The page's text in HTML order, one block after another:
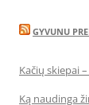
GYVUNU
Kačių skiepai
Ką naudinga